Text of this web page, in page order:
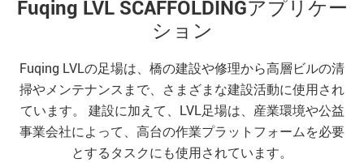
Fuqing LVL SCAFFOLDINGアプリケー
ション
Fuqing LVLの足場は、橋の建設や修理から高層ビルの清
掃やメンテナンスまで、さまざまな建設活動に使用され
ています。 建設に加えて、LVL足場は、産業環境や公益
事業会社によって、高台の作業プラットフォームを必要
とするタスクにも使用されています。